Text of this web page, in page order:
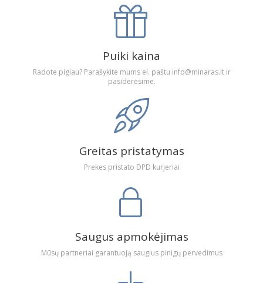
Puiki kaina
Radote pigiau? Parašykite mums el. paštu info@minaras.lt ir
pasiderėsime.
Greitas pristatymas
Prekes pristato DPD kurjeriai
Saugus apmokėjimas
Mūsų partneriai garantuoją saugius pinigų pervedimus